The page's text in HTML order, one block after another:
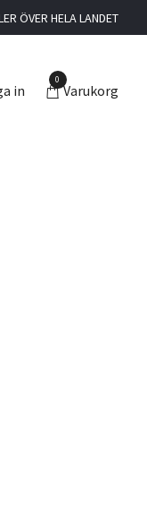
ÖVER HELA LANDET
in
0
Varukorg